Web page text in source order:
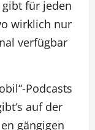
gibt für jeden
wirklich nur
verfügbar
Podcasts
auf der
gängigen